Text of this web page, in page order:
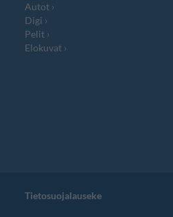
Autot
Digi
Pelit
Elokuvat
Tietosuojalauseke